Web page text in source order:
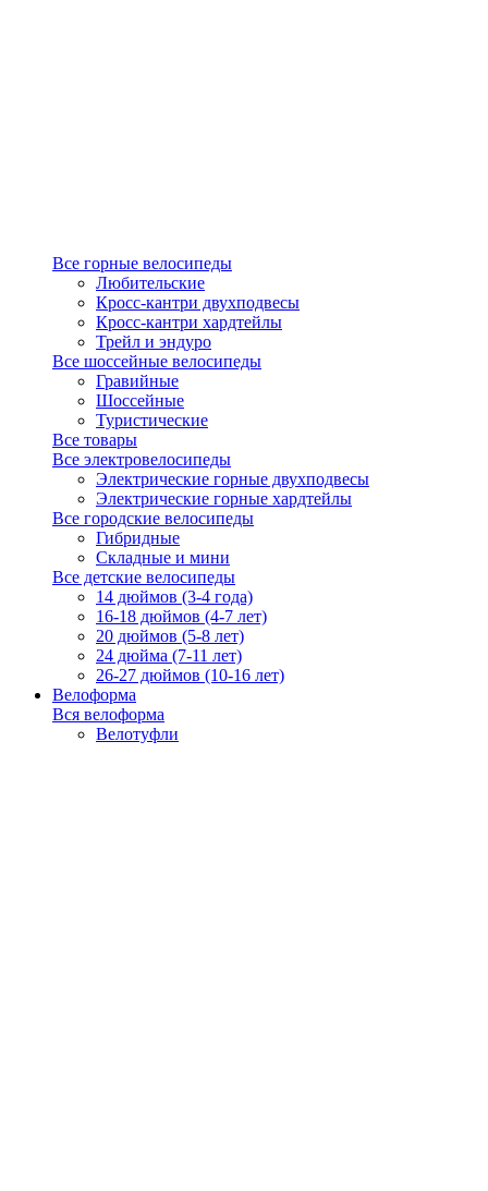
Все горные велосипеды
Любительские
Кросс-кантри двухподвесы
Кросс-кантри хардтейлы
Трейл и эндуро
Все шоссейные велосипеды
Гравийные
Шоссейные
Туристические
Все товары
Все электровелосипеды
Электрические горные двухподвесы
Электрические горные хардтейлы
Все городские велосипеды
Гибридные
Складные и мини
Все детские велосипеды
14 дюймов (3-4 года)
16-18 дюймов (4-7 лет)
20 дюймов (5-8 лет)
24 дюйма (7-11 лет)
26-27 дюймов (10-16 лет)
Велоформа
Вся велоформа
Велотуфли